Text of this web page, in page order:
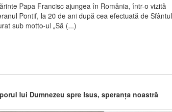
Papa Francisc ajungea în România, într-o vizită
Pontif, la 20 de ani după cea efectuată de Sfântul
sub motto-ul „Să (...)
lui Dumnezeu spre Isus, speranța noastră